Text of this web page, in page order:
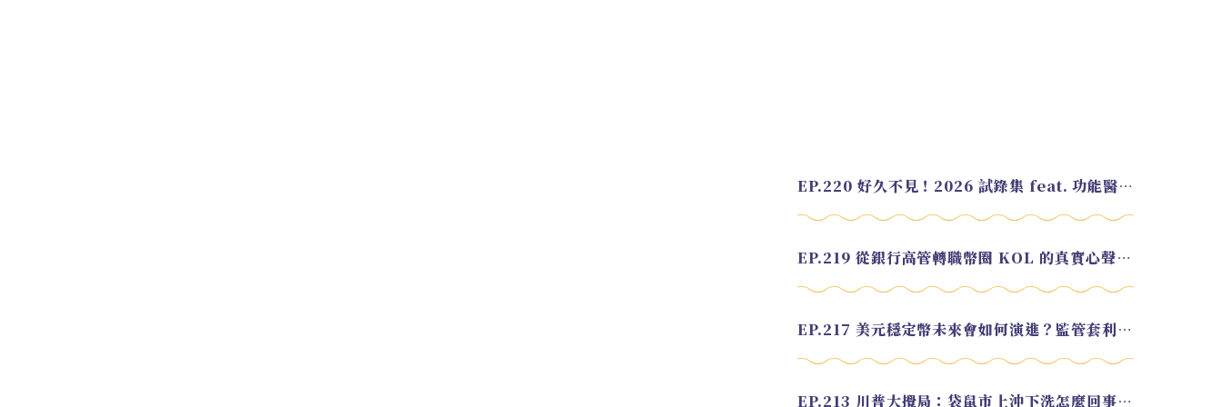
EP.220 好久不見！2026 試錄集 feat. 功能醫學營養師 美寶
EP.219 從銀行高管轉職幣圈 KOL 的真實心聲 feat.龜大
EP.217 美元穩定幣未來會如何演進？監管套利終將收斂？feat. 研究員 余哲安
EP.213 川普大攪局：袋鼠市上沖下洗怎麼回事？feat. Alvin